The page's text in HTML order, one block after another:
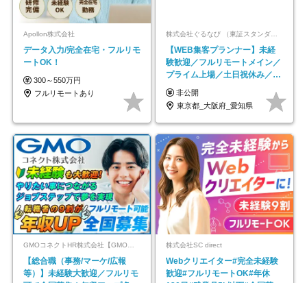
Apollon株式会社
データ入力/完全在宅・フルリモ
ートOK！
300～550万円
フルリモートあり
株式会社ぐるなび （東証スタンダード上場）
【WEB集客プランナー】未経
験歓迎／フルリモートメイン／
プライム上場／土日祝休み／東
京・大阪・名古屋
非公開
東京都_大阪府_愛知県
GMOコネクトHR株式会社【GMOインターネットグループ】
【総合職（事務/マーケ/広報
等）】未経験大歓迎／フルリモ
株式会社SC direct
Webクリエイター#完全未経験
歓迎#フルリモートOK#年休